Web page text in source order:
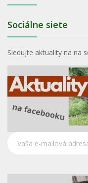
Sociálne siete
Sledujte aktuality na na